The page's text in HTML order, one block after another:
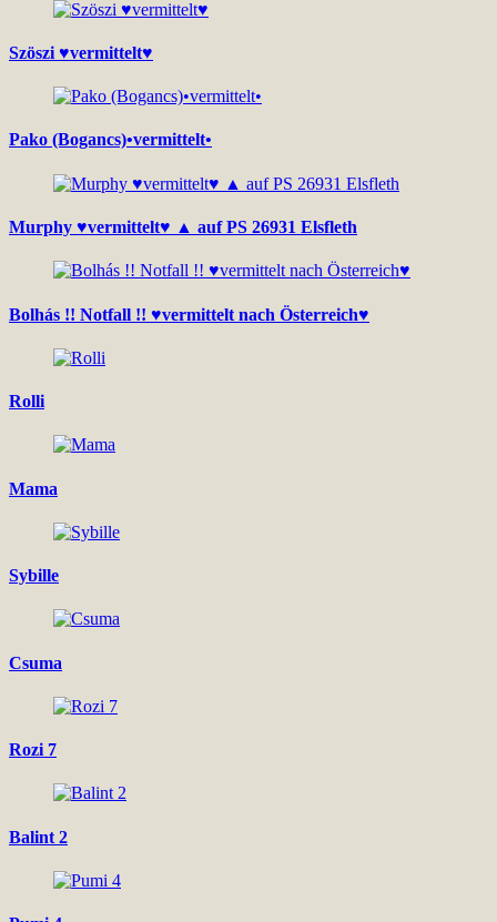
Szöszi ♥vermittelt♥
Pako (Bogancs)•vermittelt•
Murphy ♥vermittelt♥ ▲ auf PS 26931 Elsfleth
Bolhás !! Notfall !! ♥vermittelt nach Österreich♥
Rolli
Mama
Sybille
Csuma
Rozi 7
Balint 2